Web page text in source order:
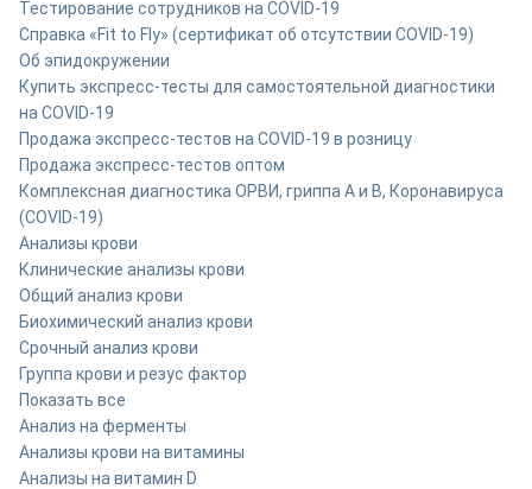
Тестирование сотрудников на COVID-19
Справка «Fit to Fly» (сертификат об отсутствии COVID-19)
Об эпидокружении
Купить экспресс-тесты для самостоятельной диагностики
на COVID-19
Продажа экспресс-тестов на COVID-19 в розницу
Продажа экспресс-тестов оптом
Комплексная диагностика ОРВИ, гриппа A и B, Коронавируса
(COVID-19)
Анализы крови
Клинические анализы крови
Общий анализ крови
Биохимический анализ крови
Срочный анализ крови
Группа крови и резус фактор
Показать все
Анализ на ферменты
Анализы крови на витамины
Анализы на витамин D